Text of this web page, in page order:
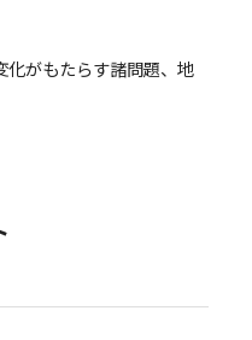
がもたらす諸問題、地